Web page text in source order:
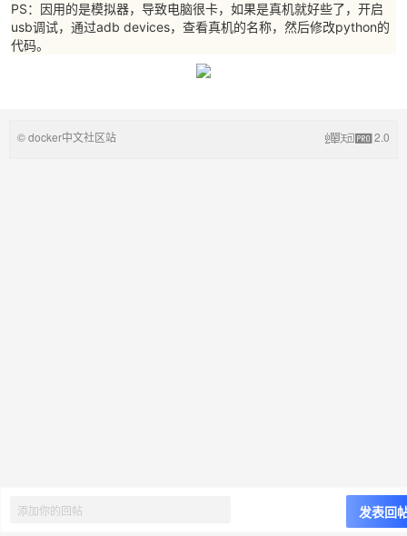
PS：因用的是模拟器，导致电脑很卡，如果是真机就好些了，开启
usb调试，通过adb devices，查看真机的名称，然后修改python的
代码。
发表回
© docker中文社区站 2.0